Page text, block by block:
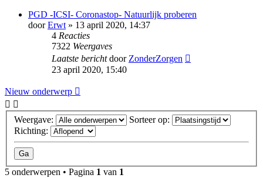
PGD -ICSI- Coronastop- Natuurlijk proberen
doorErwt » 13 april 2020, 14:37
4 Reacties
7322 Weergaves
Laatste berichtdoor ZonderZorgen
23 april 2020, 15:40
Nieuw onderwerp
Weergave:
Sorteer op:
Richting:
5 onderwerpen • Pagina 1 van 1